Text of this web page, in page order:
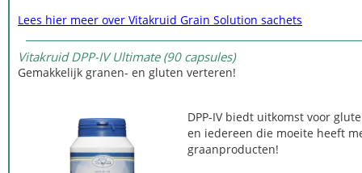
Lees hier meer over Vitakruid Grain Solution sachets
Vitakruid DPP-IV Ultimate (90 capsules)
Gemakkelijk granen- en gluten verteren!
DPP-IV biedt uitkomst voor
en iedereen die moeite heeft
graanproducten!